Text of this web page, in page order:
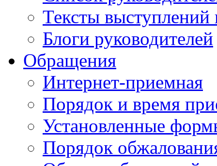
Тексты выступлений
Блоги руководителей
Обращения
Интернет-приемная
Порядок и время
Установленные
Порядок